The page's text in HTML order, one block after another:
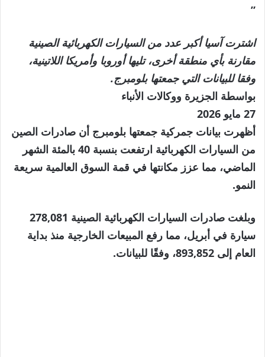
”
اشترت آسيا أكبر عدد من السيارات الكهربائية الصينية
مقارنة بأي منطقة أخرى، تليها أوروبا وأمريكا اللاتينية،
وفقا للبيانات التي جمعتها بلومبرج.
بواسطة الجزيرة ووكالات الأنباء
نُشرت
في
27
مايو
2026
27 مايو 2026
أظهرت بيانات جمركية جمعتها بلومبرج أن صادرات الصين
من السيارات الكهربائية ارتفعت بنسبة 40 بالمئة الشهر
الماضي، مما عزز مكانتها في قمة السوق العالمية سريعة
النمو.
وبلغت صادرات السيارات الكهربائية الصينية 278,081
سيارة في أبريل، مما رفع المبيعات الخارجية منذ بداية
العام إلى 893,852، وفقًا للبيانات.